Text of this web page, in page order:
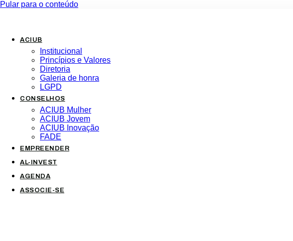
Pular para o conteúdo
ACIUB
Institucional
Princípios e Valores​
Diretoria
Galeria de honra
LGPD
CONSELHOS
ACIUB Mulher
ACIUB Jovem
ACIUB Inovação
FADE
EMPREENDER
AL-INVEST
AGENDA
ASSOCIE-SE